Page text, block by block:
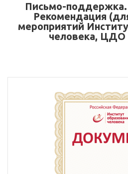
Письмо-поддержка.
Рекомендация
мероприятий
человека, ЦДО